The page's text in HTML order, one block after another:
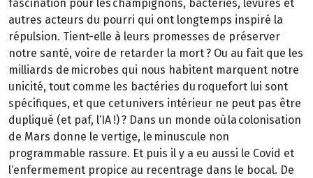
fascination pour les champignons, bactéries, levures et
autres acteurs du pourri qui ont longtemps inspiré la
répulsion. Tient-elle à leurs promesses de préserver
notre santé, voire de retarder la mort ? Ou au fait que les
milliards de microbes qui nous habitent marquent notre
unicité, tout comme les bactéries du roquefort lui sont
spécifiques, et que cet univers intérieur ne peut pas être
dupliqué (et paf, l‘IA !) ? Dans un monde où la colonisation
de Mars donne le vertige, le minuscule non
programmable rassure. Et puis il y a eu aussi le Covid et
l‘enfermement propice au recentrage dans le bocal. De